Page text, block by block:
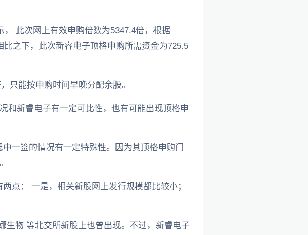
此次网上有效申购倍数为5347.4倍，根据
之下，此次新睿电子顶格申购所需资金为725.5
只能按申购时间早晚分配余股。
和新睿电子有一定可比性，也有可能出现顶格申
一签的情况有一定特殊性。因为其顶格申购门
点： 一是，相关新股网上发行规模都比较小；
生物 等北交所新股上也曾出现。不过，新睿电子